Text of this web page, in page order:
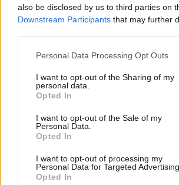
also be disclosed by us to third parties on
Downstream Participants that may further
Personal Data Processing Opt Outs
I want to opt-out of the Sharing of my
personal data.
Opted In
I want to opt-out of the Sale of my
Personal Data.
Opted In
I want to opt-out of processing my
Personal Data for Targeted Advertising.
Opted In
RELATED ARTICLES
Comisia Europeană,
comise de PSD-
Există riscul unor
financiare”